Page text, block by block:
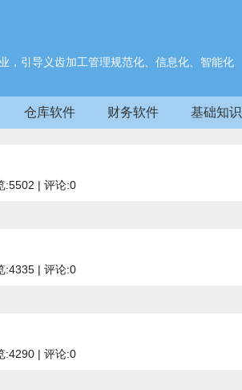
，引导义齿加工管理规范化、信息化、智能化
仓库软件 财务软件 基础知识
:5502 | 评论:0
:4335 | 评论:0
:4290 | 评论:0